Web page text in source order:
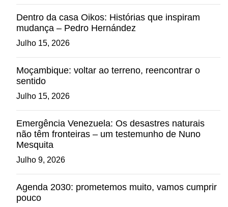
Dentro da casa Oikos: Histórias que inspiram
mudança – Pedro Hernández
Julho 15, 2026
Moçambique: voltar ao terreno, reencontrar o
sentido
Julho 15, 2026
Emergência Venezuela: Os desastres naturais
não têm fronteiras – um testemunho de Nuno
Mesquita
Julho 9, 2026
Agenda 2030: prometemos muito, vamos cumprir
pouco